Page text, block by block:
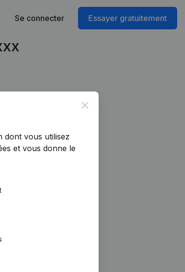
Se connecter Essayer gratuitement
Close
dont vous utilisez
et vous donne le